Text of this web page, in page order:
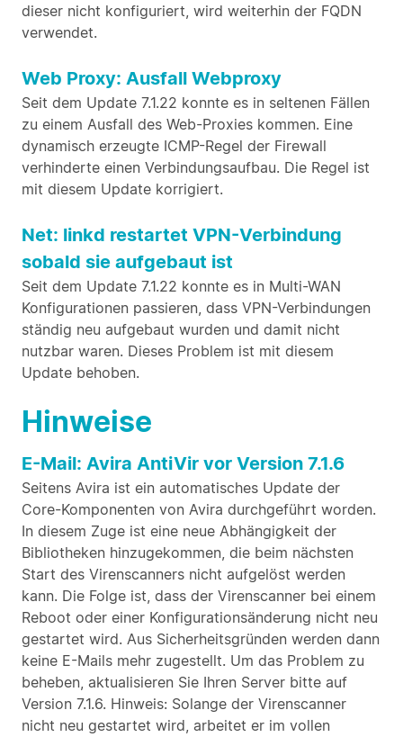
dieser nicht konfiguriert, wird weiterhin der FQDN
verwendet.
Web Proxy: Ausfall Webproxy
Seit dem Update 7.1.22 konnte es in seltenen Fällen
zu einem Ausfall des Web-Proxies kommen. Eine
dynamisch erzeugte ICMP-Regel der Firewall
verhinderte einen Verbindungsaufbau. Die Regel ist
mit diesem Update korrigiert.
Net: linkd restartet VPN-Verbindung
sobald sie aufgebaut ist
Seit dem Update 7.1.22 konnte es in Multi-WAN
Konfigurationen passieren, dass VPN-Verbindungen
ständig neu aufgebaut wurden und damit nicht
nutzbar waren. Dieses Problem ist mit diesem
Update behoben.
Hinweise
E-Mail: Avira AntiVir vor Version 7.1.6
Seitens Avira ist ein automatisches Update der
Core-Komponenten von Avira durchgeführt worden.
In diesem Zuge ist eine neue Abhängigkeit der
Bibliotheken hinzugekommen, die beim nächsten
Start des Virenscanners nicht aufgelöst werden
kann. Die Folge ist, dass der Virenscanner bei einem
Reboot oder einer Konfigurationsänderung nicht neu
gestartet wird. Aus Sicherheitsgründen werden dann
keine E-Mails mehr zugestellt. Um das Problem zu
beheben, aktualisieren Sie Ihren Server bitte auf
Version 7.1.6. Hinweis: Solange der Virenscanner
nicht neu gestartet wird, arbeitet er im vollen